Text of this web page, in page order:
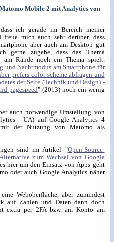
Mobile 2 mit Analytics von
ich gerade im Bereich meiner
freue mich auch sehr darüber, dass
aber auch am Desktop gut
gerne zugebe, dass das Thema
Rande noch ein Thema spielt.
und Nachtmodus am Smartphone für
prefers-color-scheme abfragen und
der Seite (Technik und Design) -
pagespeed" (2013) noch ein wenig
auch notwendige Umstellung von
- UA) auf Google Analytics 4
der Nutzung von Matomo als
sind im Artikel "Open-Source-
zum Wechsel von Googla
hier um den Einsatz von Apps geht
oder auch Google Analytics näher
Weboberfläche, aber zumindest
auf Zahlen und Daten dann doch
extra per 2FA bzw. am Konto am